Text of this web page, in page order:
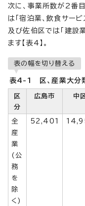
次に、事業所数が2番
は「宿泊業、飲食サービ
及び佐伯区では「建設
ます【表4】。
表の幅を切り替える
表4-1 区、産業大分
区
分
広島市 中
全
産
業
(公
務
を
除
く)
52,401